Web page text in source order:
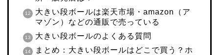
大きい段ボールは楽天市場・amazon（ア
マゾン）などの通販で売っている
大きい段ボールのよくある質問
まとめ：大きい段ボールはどこで買う？ホ